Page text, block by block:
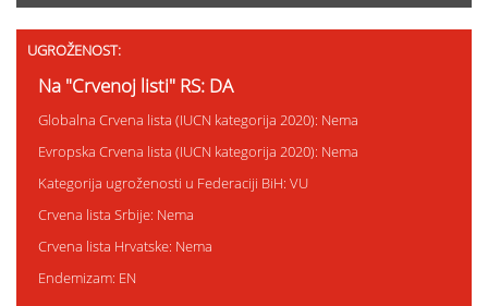
UGROŽENOST:
Na "Crvenoj listi" RS: DA
Globalna Crvena lista (IUCN kategorija 2020): Nema
Evropska Crvena lista (IUCN kategorija 2020): Nema
Kategorija ugroženosti u Federaciji BiH: VU
Crvena lista Srbije: Nema
Crvena lista Hrvatske: Nema
Endemizam: EN